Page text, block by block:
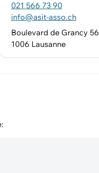
021 566 73 90
info@asit-asso.ch
Boulevard de Grancy 56
1006 Lausanne